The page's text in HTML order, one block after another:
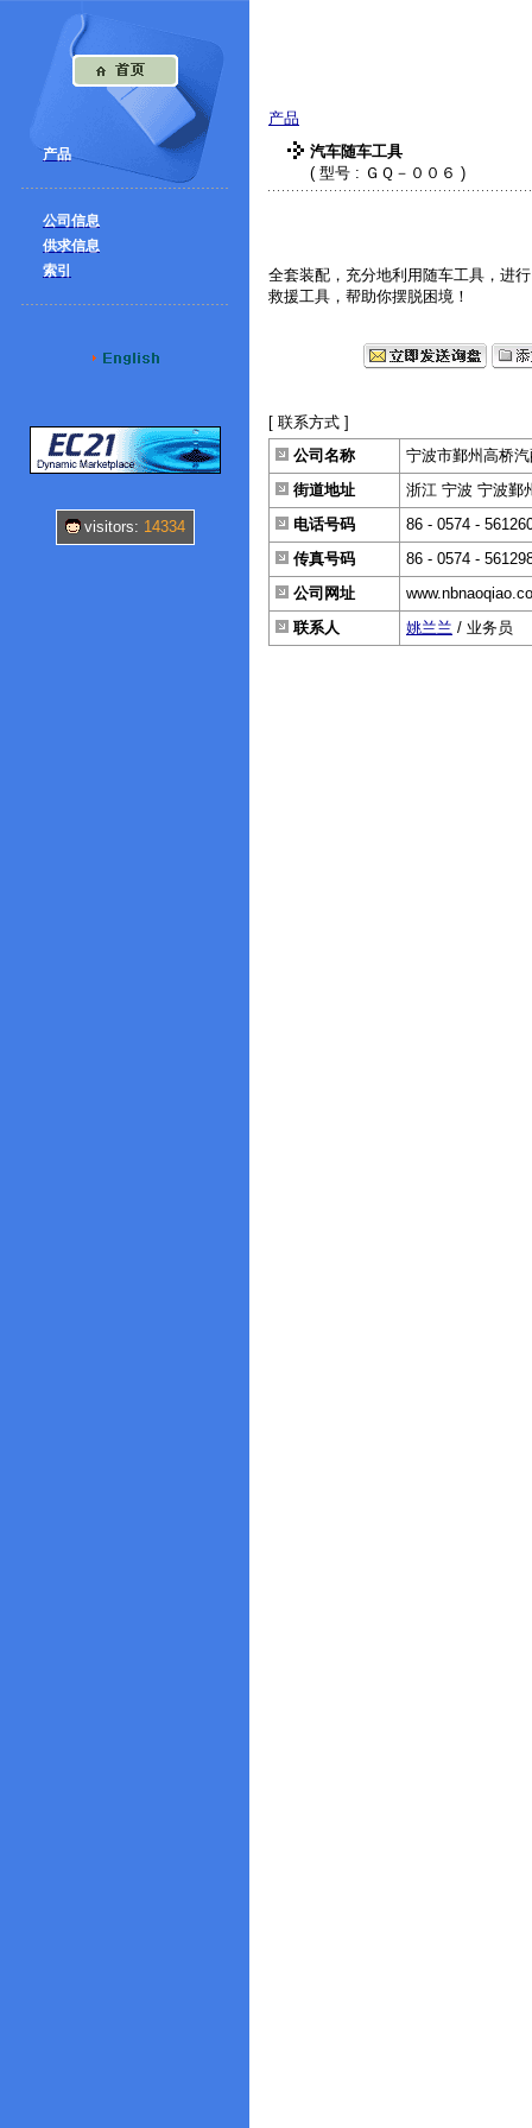
产品
公司信息
供求信息
索引
visitors: 14334
产品
汽车随车工具
( 型号 : ＧＱ－００６ )
全套装配，充分地利用随车工具，进
救援工具，帮助你摆脱困境！
[ 联系方式 ]
公司名称
宁波市鄞州高桥
街道地址
浙江 宁波 宁波鄞
电话号码
86 - 0574 -
传真号码
86 - 0574 -
公司网址
联系人
姚兰兰 / 业务员